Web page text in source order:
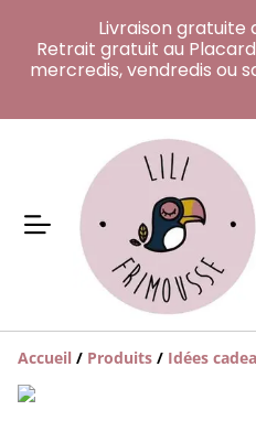
Livraison gratuite
Retrait gratuit au
mercredis, vendredis ou
Accueil / Produits / Idées